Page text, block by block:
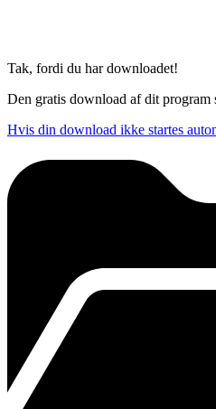
Tak, fordi du har downloadet!
Den gratis download af dit program
Hvis din download ikke startes